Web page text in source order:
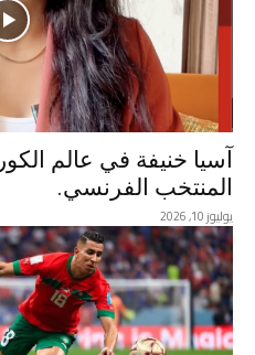
آسيا خنيفة في عالم
المنتخب الفرنسي.
يوليوز 10, 2026